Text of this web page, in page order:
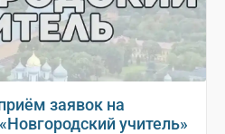
заявок на
учитель»